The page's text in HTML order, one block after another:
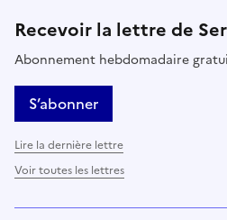
Recevoir la lettre de
Abonnement hebdomadaire
S’abonner
Lire la dernière lettre
Voir toutes les lettres